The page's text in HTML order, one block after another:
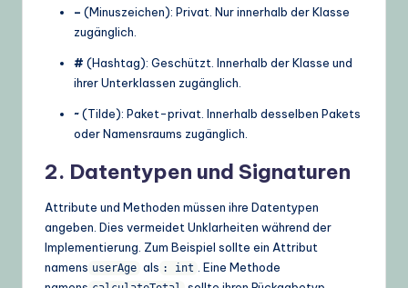
– (Minuszeichen): Privat. Nur innerhalb der Klasse
zugänglich.
#(Hashtag): Geschützt. Innerhalb der Klasse und
ihrer Unterklassen zugänglich.
~(Tilde): Paket-privat. Innerhalb desselben Pakets
oder Namensraums zugänglich.
2. Datentypen und Signaturen
Attribute und Methoden müssen ihre Datentypen
angeben. Dies vermeidet Unklarheiten während der
Implementierung. Zum Beispiel sollte ein Attribut
namens userAge als : int
. Eine Methode